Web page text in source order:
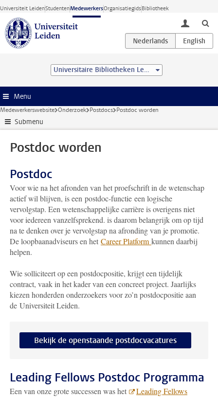
Ga direct naar de inhoud
Universiteit LeidenStudentenMedewerkersOrganisatiegidsBibliotheek
toggle
Universitaire Bibliotheken Leiden
Menu
Medewerkerswebsite Onderzoek Postdocs Postdoc worden
Submenu
Postdoc worden
Postdoc
Voor wie na het afronden van het proefschrift in de wetenschap
actief wil blijven, is een postdoc-functie een logische
vervolgstap. Een wetenschappelijke carrière is overigens niet
voor iedereen vanzelfsprekend. is daarom belangrijk om op tijd
na te denken over je vervolgstap na afronding van je promotie.
De loopbaanadviseurs en het Career Platform kunnen daarbij
helpen.
Wie solliciteert op een postdocpositie, krijgt een tijdelijk
contract, vaak in het kader van een concreet project. Jaarlijks
kiezen honderden onderzoekers voor zo’n postdocpositie aan
de Universiteit Leiden.
Bekijk de openstaande postdocvacatures
Leading Fellows Postdoc Programma
Een van onze grote successen was het
Leading Fellows